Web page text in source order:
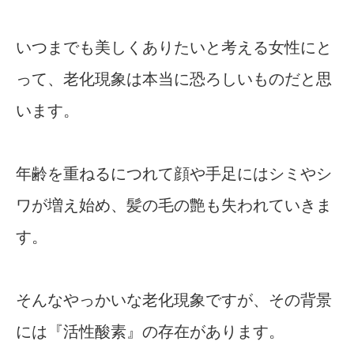
いつまでも美しくありたいと考える女性にと
って、老化現象は本当に恐ろしいものだと思
います。
年齢を重ねるにつれて顔や手足にはシミやシ
ワが増え始め、髪の毛の艶も失われていきま
す。
そんなやっかいな老化現象ですが、その背景
には『活性酸素』の存在があります。